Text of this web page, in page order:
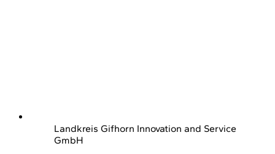
Landkreis Gifhorn Innovation and Service
GmbH